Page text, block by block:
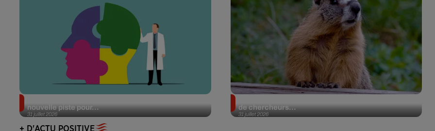
31 juillet 2026
nouvelle piste pour...
31 juillet 2026
de chercheurs...